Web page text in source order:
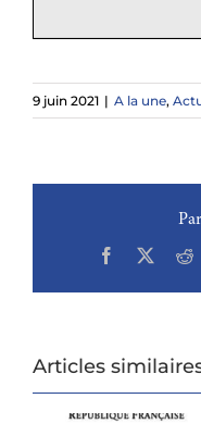
9 juin 2021 | A la une,
Facebook
X
Articles
DESCENTE